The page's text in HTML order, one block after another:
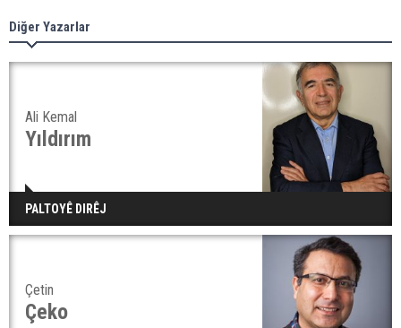
Diğer Yazarlar
Ali Kemal
Yıldırım
PALTOYÊ DIRÊJ
Çetin
Çeko